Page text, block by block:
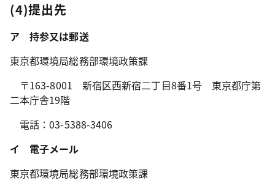
(4)提出先
ア 持参又は郵送
東京都環境局総務部環境政策課
〒163-8001 新宿区西新宿二丁目8番1号 東京都庁第
二本庁舎19階
電話：03-5388-3406
イ 電子メール
東京都環境局総務部環境政策課